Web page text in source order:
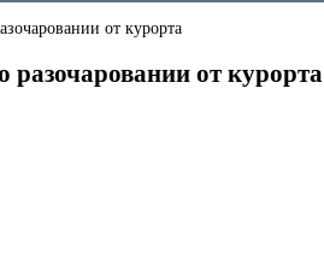
от курорта
разочаровании от курорта